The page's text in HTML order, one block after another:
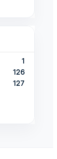
1
126
127